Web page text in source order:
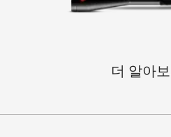
더 알아